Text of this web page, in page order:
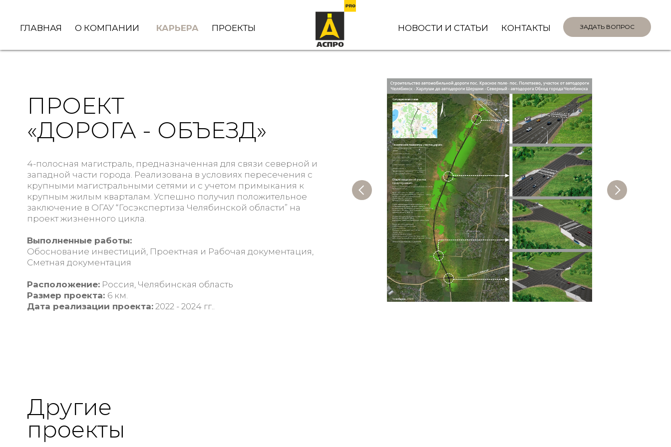
ГЛАВНАЯ О КОМПАНИИ КАРЬЕРА ПРОЕКТЫ ЗАДАТЬ ВОПРОС
КОНТАКТЫ
НОВОСТИ И СТАТЬИ
ПРОЕКТ
«ДОРОГА - ОБЪЕЗД»
4-полосная магистраль, предназначенная для связи северной и
западной части города. Реализована в условиях пересечения с
крупными магистральными сетями и с учетом примыкания к
крупным жилым кварталам. Успешно получил положительное
заключение в ОГАУ “Госэкспертиза Челябинской области” на
проект жизненного цикла.
Выполненные работы:
Обоснование инвестиций, Проектная и Рабочая документация,
Сметная документация
Расположение:Россия, Челябинская область
Размер проекта: 6 км.
Дата реализации проекта:2022 - 2024 гг..
Другие
проекты